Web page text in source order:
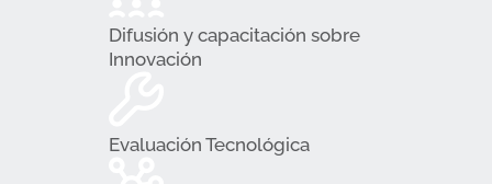
Difusión y capacitación sobre
Innovación
Evaluación Tecnológica